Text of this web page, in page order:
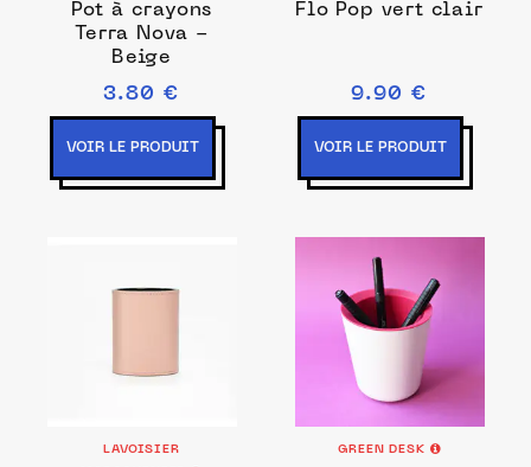
Pot à crayons
Terra Nova -
Beige
3.80 €
VOIR LE PRODUIT
Flo Pop vert clair
9.90 €
VOIR LE PRODUIT
LAVOISIER GREEN DESK